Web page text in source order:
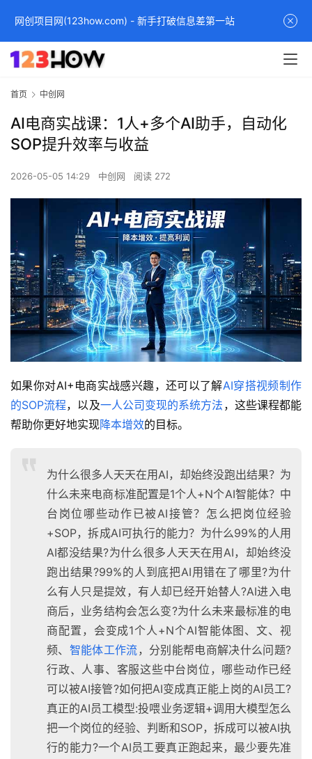
首页 中创网
AI电商实战课：1人+多个AI助手，自动化
SOP提升效率与收益
2026-05-05 14:29 中创网 阅读 272
如果你对AI+电商实战感兴趣，还可以了解AI穿搭视频制作
的SOP流程，以及一人公司变现的系统方法 ，这些课程都能
帮助你更好地实现降本增效的目标。
为什么很多人天天在用AI，却始终没跑出结果？为
什么未来电商标准配置是1个人+N个AI智能体？中
台岗位哪些动作已被AI接管？怎么把岗位经验
+SOP，拆成AI可执行的能力？为什么99%的人用
AI都没结果?为什么很多人天天在用AI，却始终没
跑出结果?99%的人到底把AI用错在了哪里?为什
么有人只是提效，有人却已经开始替人?AI进入电
商后，业务结构会怎么变?为什么未来最标准的电
商配置，会变成1个人+N个AI智能体图、文、视
频、 智能体工作流，分别能帮电商解决什么问题?
行政、人事、客服这些中台岗位，哪些动作已经
可以被AI接管?如何把AI变成真正能上岗的AI员工?
真正的AI员工模型:投喂业务逻辑+调用大模型怎么
把一个岗位的经验、判断和SOP，拆成可以被AI执
行的能力?一个AI员工要真正跑起来，最少要先准
网创项目网(123how.com) - 新手打破信息差第一站